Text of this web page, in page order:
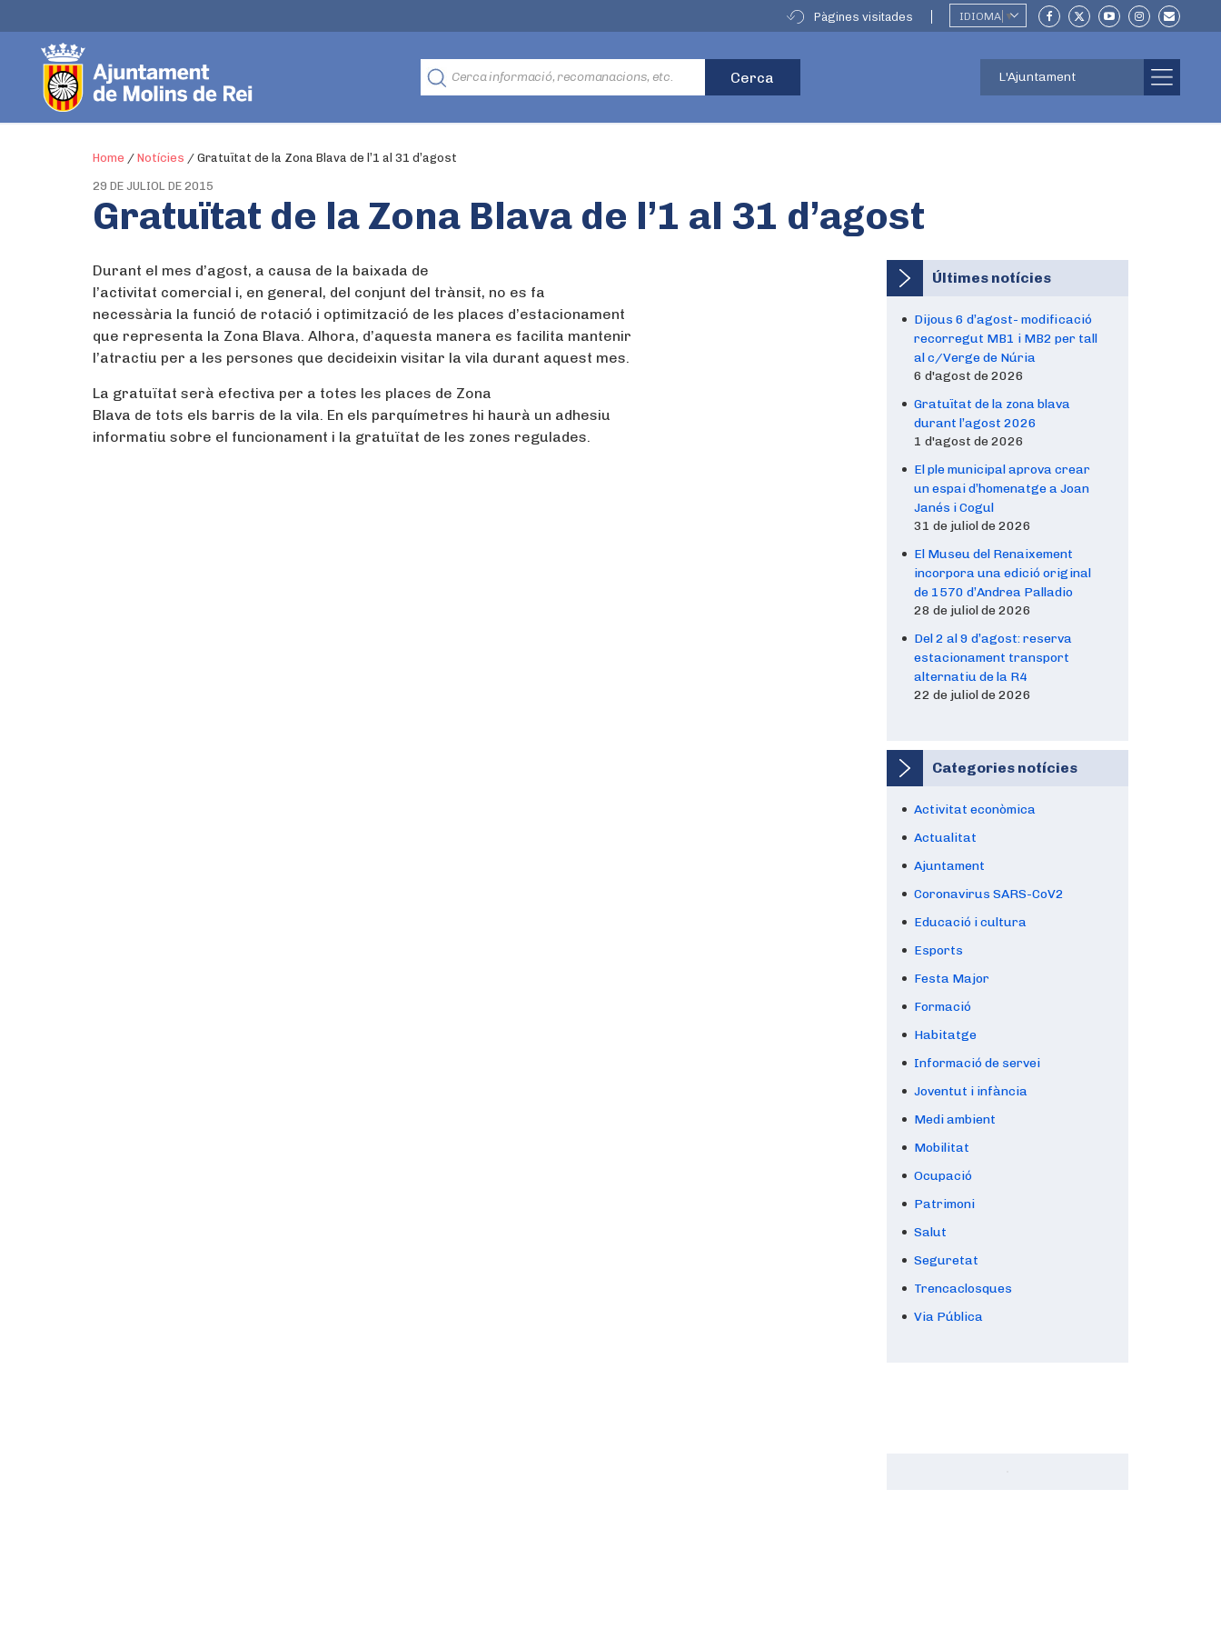
Pàgines visitades IDIOMA ▼
L'Ajuntament
Home / Notícies / Gratuïtat de la Zona Blava de l’1 al 31 d’agost
29 DE JULIOL DE 2015
Gratuïtat de la Zona Blava de l’1 al 31 d’agost
Durant el mes d’agost, a causa de la baixada de
l’activitat comercial i, en general, del conjunt del trànsit, no es fa
necessària la funció de rotació i optimització de les places d’estacionament
que representa la Zona Blava. Alhora, d’aquesta manera es facilita mantenir
l’atractiu per a les persones que decideixin visitar la vila durant aquest mes.
La gratuïtat serà efectiva per a totes les places de Zona
Blava de tots els barris de la vila. En els parquímetres hi haurà un adhesiu
informatiu sobre el funcionament i la gratuïtat de les zones regulades.
Últimes notícies
Dijous 6 d’agost- modificació
recorregut MB1 i MB2 per tall
al c/Verge de Núria
6 d'agost de 2026
Gratuïtat de la zona blava
durant l’agost 2026
1 d'agost de 2026
El ple municipal aprova crear
un espai d’homenatge a Joan
Janés i Cogul
31 de juliol de 2026
El Museu del Renaixement
incorpora una edició original
de 1570 d’Andrea Palladio
28 de juliol de 2026
Del 2 al 9 d’agost: reserva
estacionament transport
alternatiu de la R4
22 de juliol de 2026
Categories notícies
Activitat econòmica
Actualitat
Ajuntament
Coronavirus SARS-CoV2
Educació i cultura
Esports
Festa Major
Formació
Habitatge
Informació de servei
Joventut i infància
Medi ambient
Mobilitat
Ocupació
Patrimoni
Salut
Seguretat
Trencaclosques
Via Pública